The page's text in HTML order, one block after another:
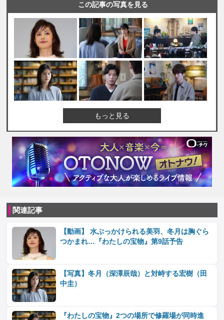
この記事の写真を見る
もっと見る
関連記事
【動画】 水ぶっかけられる美羽、冬月は胸ぐら
つかまれ…『わたしの宝物』第9話予告
【写真】冬月（深澤辰哉）と対峙する宏樹（田
中圭）
『わたしの宝物』2つの場所で修羅場が同時進